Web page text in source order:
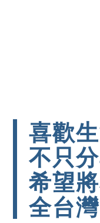
喜歡
不只
希望
全台灣